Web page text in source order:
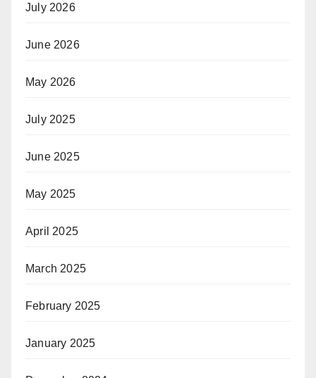
July 2026
June 2026
May 2026
July 2025
June 2025
May 2025
April 2025
March 2025
February 2025
January 2025